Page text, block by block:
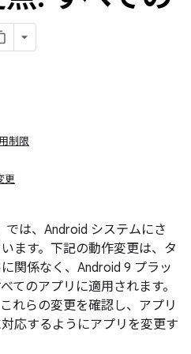
制限
更
では、Android システムにさ
ます。下記の動作変更は、タ
関係なく、Android 9 プラッ
てのアプリに適用されます。
れらの変更を確認し、アプリ
応するようにアプリを変更す